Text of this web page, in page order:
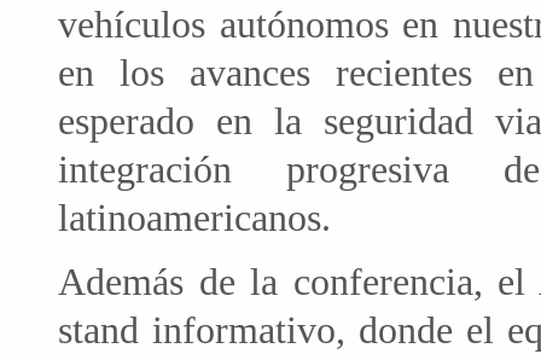
vehículos autónomos en
en los avances recientes
esperado en la seguridad
integración progresiva
latinoamericanos.
Además de la conferencia,
stand informativo, donde el